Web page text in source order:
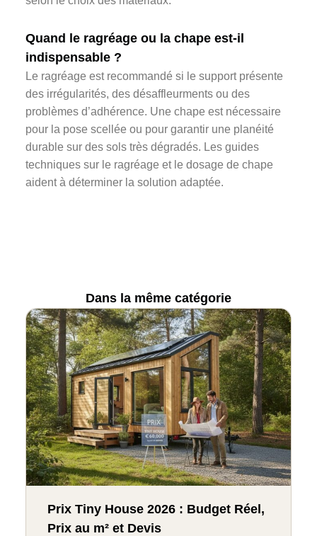
Quand le ragréage ou la chape est-il
indispensable ?
Le ragréage est recommandé si le support présente
des irrégularités, des désaffleurments ou des
problèmes d’adhérence. Une chape est nécessaire
pour la pose scellée ou pour garantir une planéité
durable sur des sols très dégradés. Les guides
techniques sur le ragréage et le dosage de chape
aident à déterminer la solution adaptée.
Dans la même catégorie
Prix Tiny House 2026 : Budget Réel,
Prix au m² et Devis